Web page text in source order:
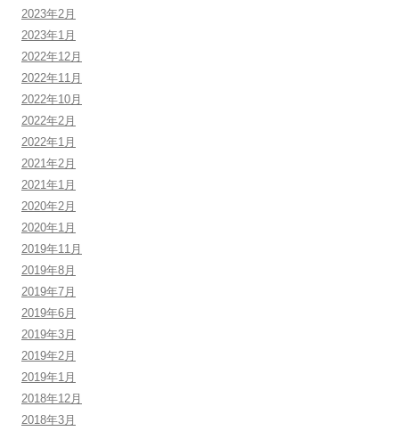
2023年2月
2023年1月
2022年12月
2022年11月
2022年10月
2022年2月
2022年1月
2021年2月
2021年1月
2020年2月
2020年1月
2019年11月
2019年8月
2019年7月
2019年6月
2019年3月
2019年2月
2019年1月
2018年12月
2018年3月